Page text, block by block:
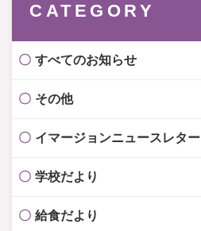
CATEGORY
すべてのお知らせ
その他
イマージョンニュースレター
学校だより
給食だより